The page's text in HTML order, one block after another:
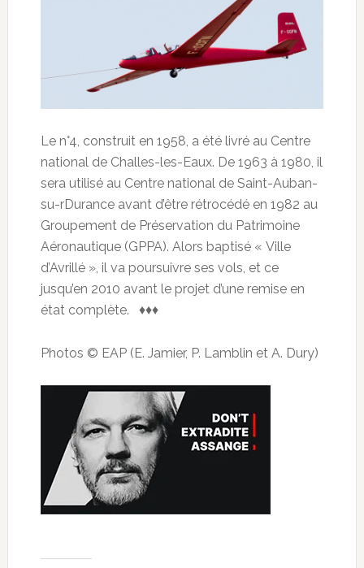
Le n°4, construit en 1958, a été livré au Centre
national de Challes-les-Eaux. De 1963 à 1980, il
sera utilisé au Centre national de Saint-Auban-
su-rDurance avant d’être rétrocédé en 1982 au
Groupement de Préservation du Patrimoine
Aéronautique (GPPA). Alors baptisé « Ville
d’Avrillé », il va poursuivre ses vols, et ce
jusqu’en 2010 avant le projet d’une remise en
état complète. ♦♦♦
Photos © EAP (E. Jamier, P. Lamblin et A. Dury)